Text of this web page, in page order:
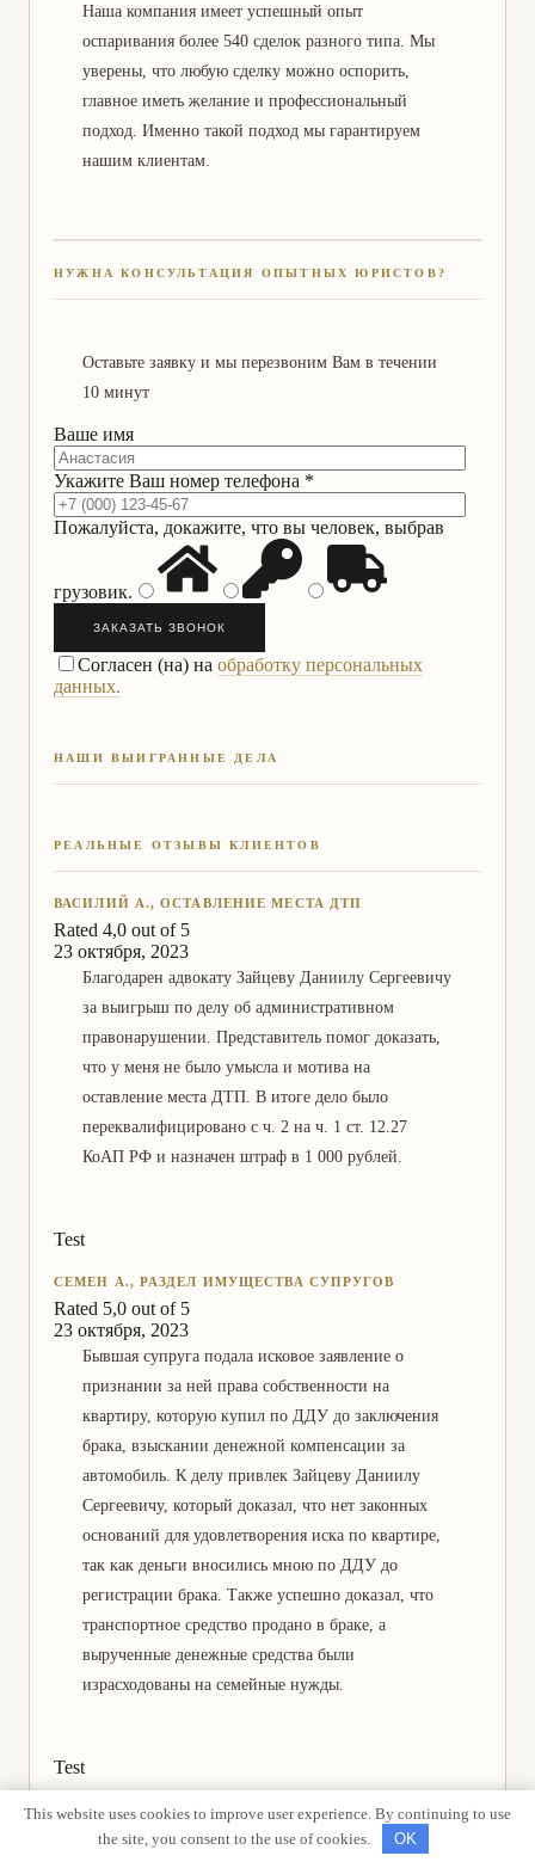
Наша компания имеет успешный опыт
оспаривания более 540 сделок разного типа. Мы
уверены, что любую сделку можно оспорить,
главное иметь желание и профессиональный
подход. Именно такой подход мы гарантируем
нашим клиентам.
НУЖНА КОНСУЛЬТАЦИЯ ОПЫТНЫХ ЮРИСТОВ?
Оставьте заявку и мы перезвоним Вам в течении
10 минут
Ваше имя
Укажите Ваш номер телефона *
Пожалуйста, докажите, что вы человек, выбрав
грузовик.
ЗАКАЗАТЬ ЗВОНОК
Согласен (на) на обработку персональных
данных.
НАШИ ВЫИГРАННЫЕ ДЕЛА
РЕАЛЬНЫЕ ОТЗЫВЫ КЛИЕНТОВ
ВАСИЛИЙ А., ОСТАВЛЕНИЕ МЕСТА ДТП
Rated 4,0 out of 5
23 октября, 2023
Благодарен адвокату Зайцеву Даниилу Сергеевичу
за выигрыш по делу об административном
правонарушении. Представитель помог доказать,
что у меня не было умысла и мотива на
оставление места ДТП. В итоге дело было
переквалифицировано с ч. 2 на ч. 1 ст. 12.27
КоАП РФ и назначен штраф в 1 000 рублей.
Test
СЕМЕН А., РАЗДЕЛ ИМУЩЕСТВА СУПРУГОВ
Rated 5,0 out of 5
23 октября, 2023
Бывшая супруга подала исковое заявление о
признании за ней права собственности на
квартиру, которую купил по ДДУ до заключения
брака, взыскании денежной компенсации за
автомобиль. К делу привлек Зайцеву Даниилу
Сергеевичу, который доказал, что нет законных
оснований для удовлетворения иска по квартире,
так как деньги вносились мною по ДДУ до
регистрации брака. Также успешно доказал, что
транспортное средство продано в браке, а
вырученные денежные средства были
израсходованы на семейные нужды.
Test
ОТЗЫВ ОТ ЛЮДМИЛЫ ИВАНОВНЫ, Г. ВОЛОГДА
Rated 0,0 out of 5
This website uses cookies to improve user experience. By continuing to use
the site, you consent to the use of cookies.
OK